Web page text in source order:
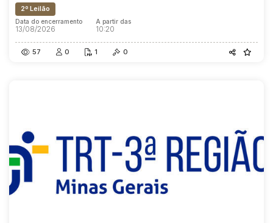
2º Leilão
Data do encerramento
13/08/2026
A partir das
10:20
57 0 1 0